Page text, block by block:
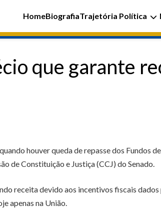
HomeBiografiaTrajetória Política
que garante
houver queda de repasse dos Fundos
de Constituição e Justiça (CCJ) do Senado.
receita devido aos incentivos fiscais
apenas na União.